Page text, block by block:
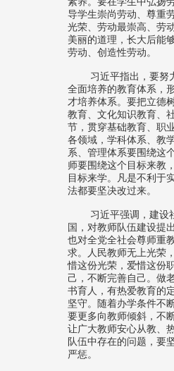
导学生崇尚劳动、尊重
光荣、劳动最崇高、劳
美丽的道理，长大后能
劳动、创造性劳动。
习近平指出，要努
全面培养的教育体系，
才培养体系。要把立德
教育、文化知识教育、
节，贯穿基础教育、职
各领域，学科体系、教
系、管理体系要围绕这
师要围绕这个目标来教
目标来学。凡是不利于
法都要坚决改过来。
习近平强调，建设
国，对教师队伍建设提
也对全党全社会尊师重
求。人民教师无上光荣
惜这份光荣，爱惜这份
己，不断完善自己。做
书育人，有热爱教育的
坚守。随着办学条件不
要更多向教师倾斜，不
让广大教师安心从教、
队伍中存在的问题，要
严惩。